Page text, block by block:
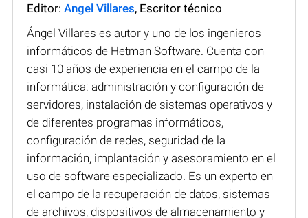
Editor: Angel Villares, Escritor técnico
Ángel Villares es autor y uno de los ingenieros
informáticos de Hetman Software. Cuenta con
casi 10 años de experiencia en el campo de la
informática: administración y configuración de
servidores, instalación de sistemas operativos y
de diferentes programas informáticos,
configuración de redes, seguridad de la
información, implantación y asesoramiento en el
uso de software especializado. Es un experto en
el campo de la recuperación de datos, sistemas
de archivos, dispositivos de almacenamiento y